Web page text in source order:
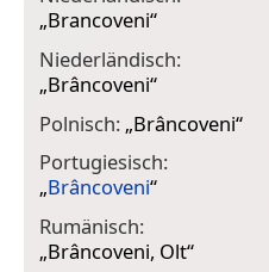
„Brancoveni“
Niederländisch:
„Brâncoveni“
Polnisch: „Brâncoveni“
Portugiesisch:
„Brâncoveni“
Rumänisch:
„Brâncoveni, Olt“